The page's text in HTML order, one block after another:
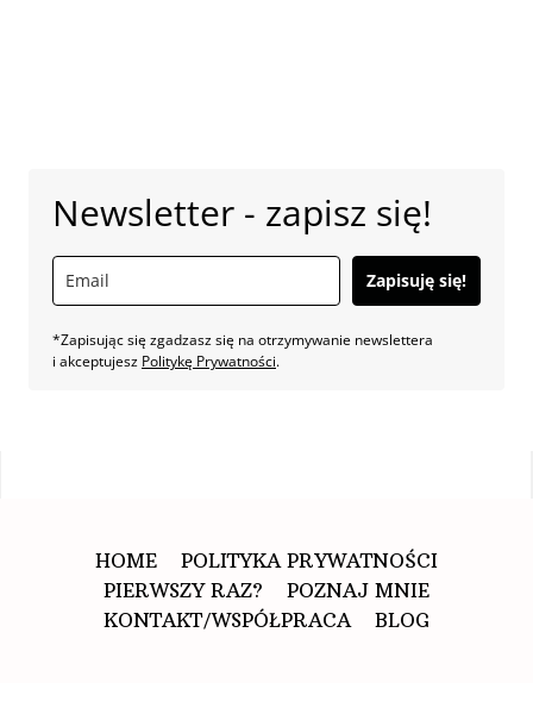
Newsletter - zapisz się!
Zapisuję się!
*Zapisując się zgadzasz się na otrzymywanie newslettera
i akceptujesz Politykę Prywatności.
HOME
POLITYKA PRYWATNOŚCI
PIERWSZY RAZ?
POZNAJ MNIE
KONTAKT/WSPÓŁPRACA
BLOG